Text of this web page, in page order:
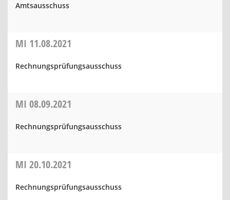
Amtsausschuss
MI 11.08.2021
Rechnungsprüfungsausschuss
MI 08.09.2021
Rechnungsprüfungsausschuss
MI 20.10.2021
Rechnungsprüfungsausschuss